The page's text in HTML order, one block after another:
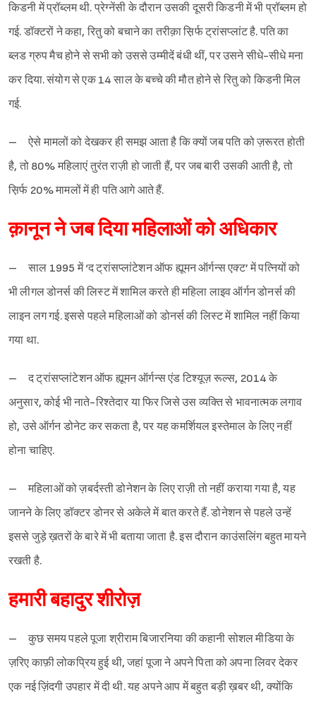
किडनी में प्रॉब्लम थी. प्रेग्नेंसी के दौरान उसकी दूसरी किडनी में भी प्रॉब्लम हो
गई. डॉक्टरों ने कहा, रितु को बचाने का तरीक़ा स़िर्फ ट्रांसप्लांट है. पति का
ब्लड ग्रुप मैच होने से सभी को उससे उम्मीदें बंधी थीं, पर उसने सीधे-सीधे मना
कर दिया. संयोग से एक 14 साल के बच्चे की मौत होने से रितु को किडनी मिल
गई.
– ऐसे मामलों को देखकर ही समझ आता है कि क्यों जब पति को ज़रूरत होती
है, तो 80% महिलाएं तुरंत राज़ी हो जाती हैं, पर जब बारी उसकी आती है, तो
स़िर्फ 20% मामलों में ही पति आगे आते हैं.
क़ानून ने जब दिया महिलाओं को अधिकार
– साल 1995 में ‘द ट्रांसप्लांटेशन ऑफ ह्यूमन ऑर्गन्स एक्ट’ में पत्नियों को
भी लीगल डोनर्स की लिस्ट में शामिल करते ही महिला लाइव ऑर्गन डोनर्स की
लाइन लग गई. इससे पहले महिलाओं को डोनर्स की लिस्ट में शामिल नहीं किया
गया था.
– द ट्रांसप्लांटेशन ऑफ ह्यूमन ऑर्गन्स एंड टिश्यूज़ रूल्स, 2014 के
अनुसार, कोई भी नाते-रिश्तेदार या फिर जिसे उस व्यक्ति से भावनात्मक लगाव
हो, उसे ऑर्गन डोनेट कर सकता है, पर यह कमर्शियल इस्तेमाल के लिए नहीं
होना चाहिए.
– महिलाओं को ज़बर्दस्ती डोनेशन के लिए राज़ी तो नहीं कराया गया है, यह
जानने के लिए डॉक्टर डोनर से अकेले में बात करते हैं. डोनेशन से पहले उन्हें
इससे जुड़े ख़तरों के बारे में भी बताया जाता है. इस दौरान काउंसलिंग बहुत मायने
रखती है.
हमारी बहादुर शीरोज़
– कुछ समय पहले पूजा श्रीराम बिजारनिया की कहानी सोशल मीडिया के
ज़रिए काफ़ी लोकप्रिय हुई थी, जहां पूजा ने अपने पिता को अपना लिवर देकर
एक नई ज़िंदगी उपहार में दी थी. यह अपने आप में बहुत बड़ी ख़बर थी, क्योंकि